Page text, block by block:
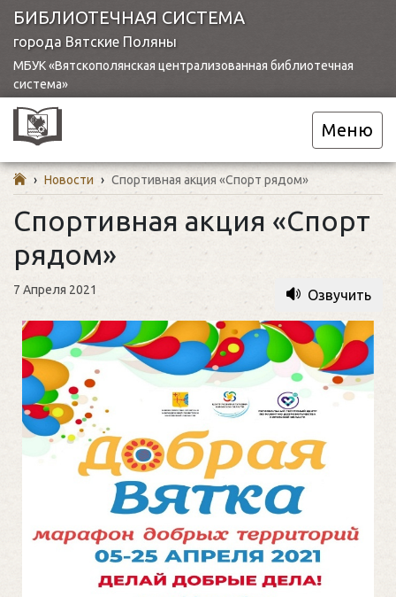
БИБЛИОТЕЧНАЯ СИСТЕМА
города Вятские Поляны
МБУК «Вятскополянская централизованная библиотечная
система»
Меню
› Новости › Спортивная акция «Спорт рядом»
Спортивная акция «Спорт
рядом»
7 Апреля 2021 Озвучить